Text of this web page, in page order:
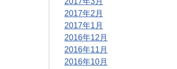
2017年2月
2017年1月
2016年12月
2016年11月
2016年10月